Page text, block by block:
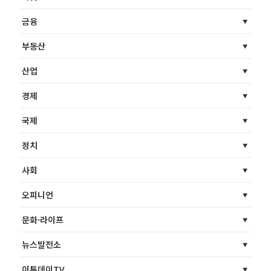
금융
부동산
산업
경제
국제
정치
사회
오피니언
문화·라이프
뉴스발전소